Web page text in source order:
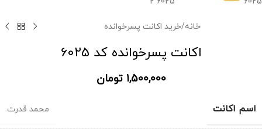
خانه/خرید اکانت پسرخوانده
اکانت پسرخوانده کد 6025
1,500,000 تومان
اسم اکانت محمد قدرت